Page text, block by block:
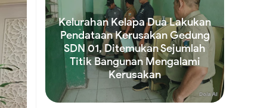
Kelurahan Kelapa Dua Lakukan
Pendataan Kerusakan Gedung
SDN 01, Ditemukan Sejumlah
Titik Bangunan Mengalami
Kerusakan
Read more